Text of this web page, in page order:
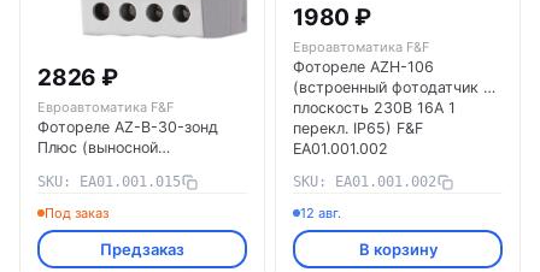
2826 ₽
Евроавтоматика F&F
Фотореле AZ-B-30-зонд
Плюс (выносной
на DIN-рейке 3 модуля
230В 30А 1Z IP20) F&F
EA01.001.015
Евроавтоматика F&F
SKU: EA01.001.015
Под заказ
Предзаказ
1980 ₽
Евроавтоматика F&F
Фотореле AZH-106
(встроенный фотодатчик на
плоскость 230В 16А 1
перекл. IP65) F&F
EA01.001.002
SKU: EA01.001.002
12 авг.
В корзину